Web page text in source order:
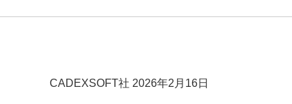
CADEXSOFT社 2026年2月16日